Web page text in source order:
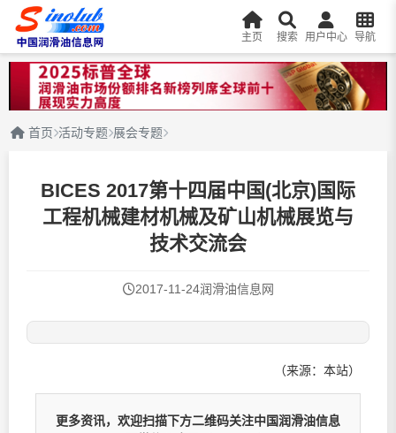
主页 搜索 用户中心 导航
首页 活动专题 展会专题
BICES 2017第十四届中国(北京)国际
工程机械建材机械及矿山机械展览与
技术交流会
2017-11-24润滑油信息网
（来源：本站）
更多资讯，欢迎扫描下方二维码关注中国润滑油信息